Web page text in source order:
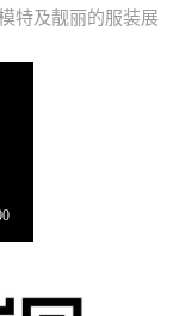
特及靓丽的服装展